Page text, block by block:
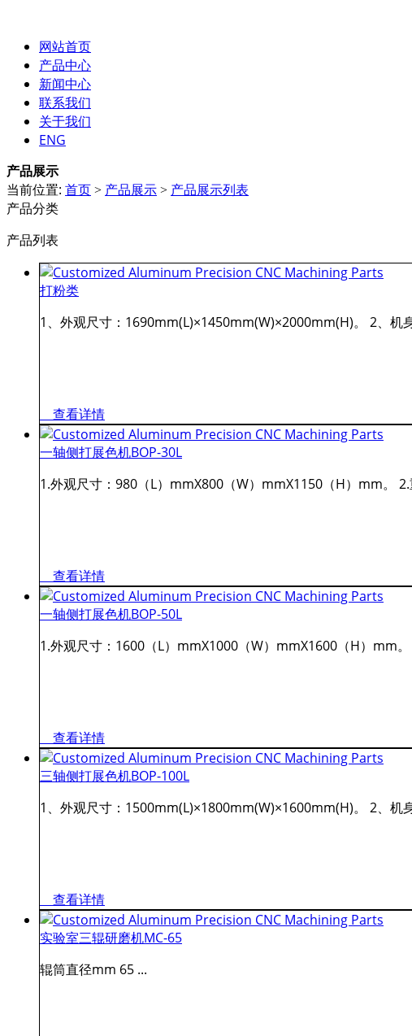
网站首页
产品中心
新闻中心
联系我们
关于我们
ENG
产品展示
当前位置: 首页 > 产品展示 > 产品展示列表
产品分类
产品列表
打粉类
1、外观尺寸：1690mm(L)×1450mm(W)×2000mm(H)。 2、机
查看详情
一轴侧打展色机BOP-30L
1.外观尺寸：980（L）mmX800（W）mmX1150（H）mm。
查看详情
一轴侧打展色机BOP-50L
1.外观尺寸：1600（L）mmX1000（W）mmX1600（H）mm
查看详情
三轴侧打展色机BOP-100L
1、外观尺寸：1500mm(L)×1800mm(W)×1600mm(H)。 2、机
查看详情
实验室三辊研磨机MC-65
辊筒直径mm 65 ...